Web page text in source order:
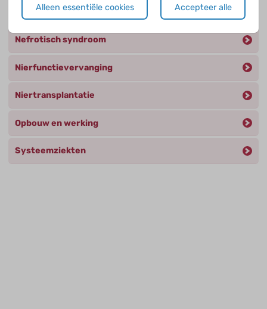
Je nieren werken niet goed
Nefrotisch syndroom
Nierfunctievervanging
Niertransplantatie
Opbouw en werking
Systeemziekten
Alleen essentiële cookies
Accepteer alle